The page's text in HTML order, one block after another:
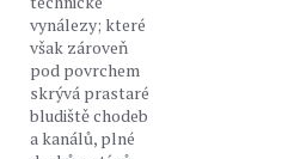
vynálezy; které
však zároveň
pod povrchem
skrývá prastaré
bludiště chodeb
a kanálů, plné